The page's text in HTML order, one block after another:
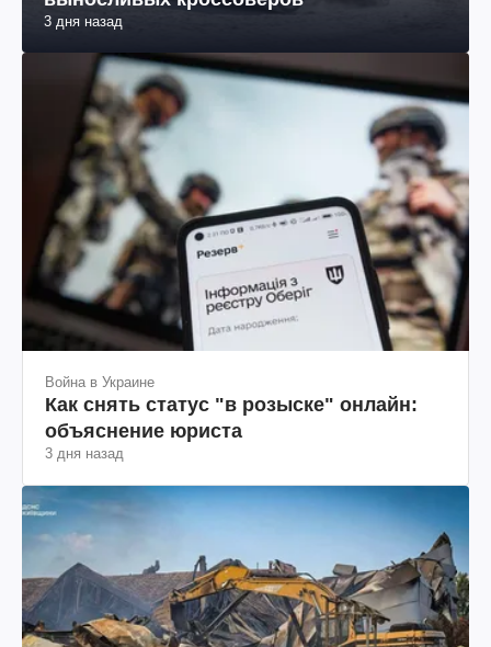
3 дня назад
Война в Украине
Как снять статус "в розыске" онлайн:
объяснение юриста
3 дня назад